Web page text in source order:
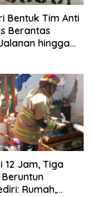
Bentuk Tim Anti
Berantas
hingga
12 Jam, Tiga
Rumah,